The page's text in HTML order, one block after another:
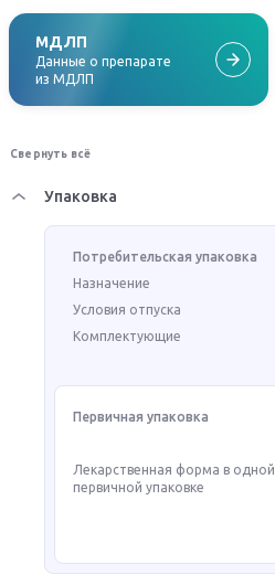
МДЛП
Данные о препарате
из МДЛП
Свернуть всё
Упаковка
Потребительская упаковка
Назначение
Условия отпуска
Комплектующие
Первичная упаковка
Лекарственная форма в одной
первичной упаковке